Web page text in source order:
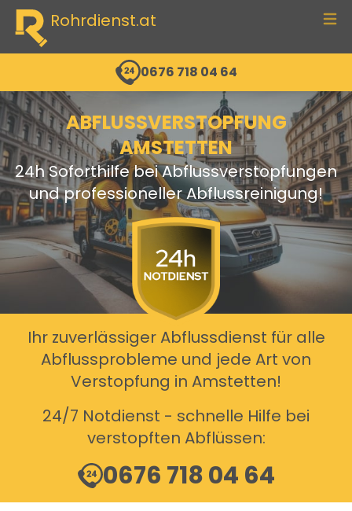
Rohrdienst.at menu
0676 718 04 64
ABFLUSSVERSTOPFUNG
AMSTETTEN
24h Soforthilfe bei Abflussverstopfungen
und professioneller Abflussreinigung!
Ihr zuverlässiger Abflussdienst für alle
Abflussprobleme und jede Art von
Verstopfung in Amstetten!
24/7 Notdienst - schnelle Hilfe bei
verstopften Abflüssen:
0676 718 04 64